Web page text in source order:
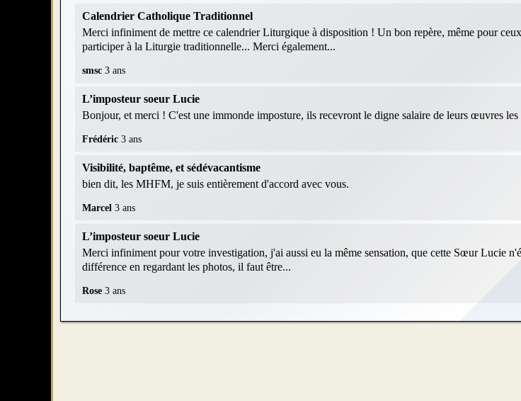
Calendrier Catholique Traditionnel
Merci infiniment de mettre ce calendrier Liturgique à disposition ! Un bon repère, même pour
participer à la Liturgie traditionnelle... Merci également...
smsc 3 ans
L’imposteur soeur Lucie
Bonjour, et merci ! C'est une immonde imposture, ils recevront le digne salaire de leurs œuvres
Frédéric 3 ans
Visibilité, baptême, et sédévacantisme
bien dit, les MHFM, je suis entièrement d'accord avec vous.
Marcel 3 ans
L’imposteur soeur Lucie
Merci infiniment pour votre investigation, j'ai aussi eu la même sensation, que cette Sœur Lucie
différence en regardant les photos, il faut être...
Rose 3 ans